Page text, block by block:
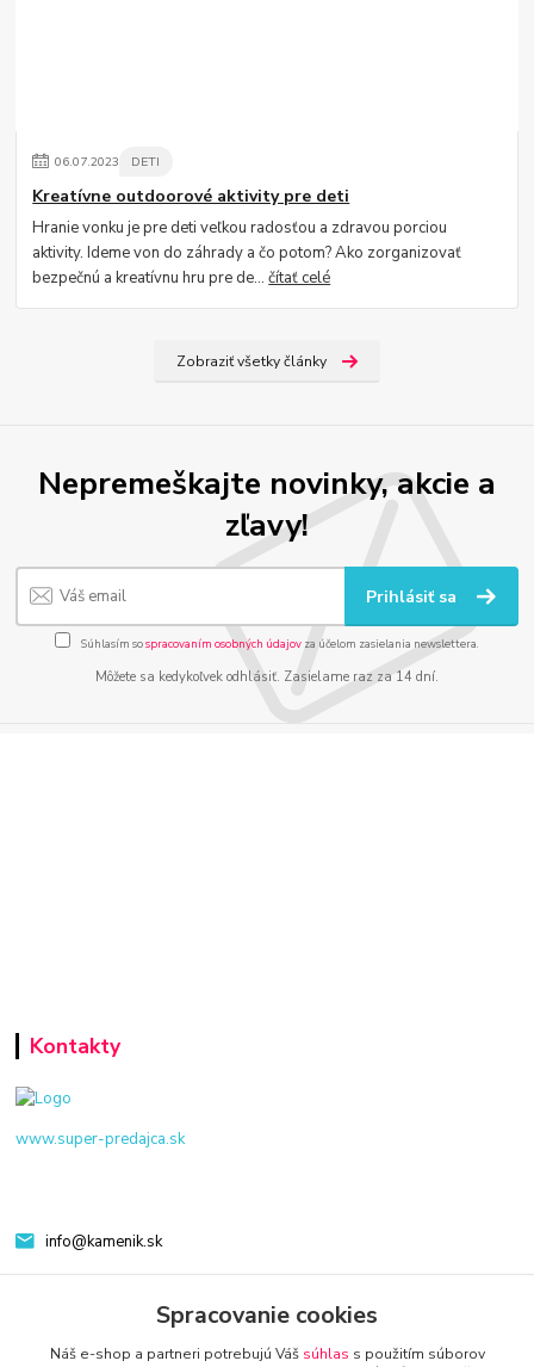
06.07.2023 DETI
Kreatívne outdoorové aktivity pre deti
Hranie vonku je pre deti veľkou radosťou a zdravou porciou
aktivity. Ideme von do záhrady a čo potom? Ako zorganizovať
bezpečnú a kreatívnu hru pre de...čítať celé
Zobraziť všetky články
Nepremeškajte novinky, akcie a
zľavy!
Prihlásiť sa
Súhlasím sospracovaním osobných údajov za účelom zasielania newslettera.
Môžete sa kedykoľvek odhlásiť. Zasielame raz za 14 dní.
Kontakty
www.super-predajca.sk
info@kamenik.sk
Spracovanie cookies
Náš e-shop a partneri potrebujú Váš súhlas s použitím súborov